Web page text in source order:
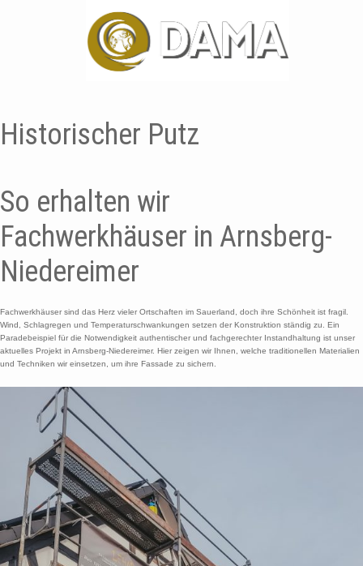
Historischer Putz
So erhalten wir
Fachwerkhäuser in Arnsberg-
Niedereimer
​Fachwerkhäuser sind das Herz vieler Ortschaften im Sauerland, doch ihre Schönheit ist fragil.
Wind, Schlagregen und Temperaturschwankungen setzen der Konstruktion ständig zu. Ein
Paradebeispiel für die Notwendigkeit authentischer und fachgerechter Instandhaltung ist unser
aktuelles Projekt in Arnsberg-Niedereimer. Hier zeigen wir Ihnen, welche traditionellen Materialien
und Techniken wir einsetzen, um ihre Fassade zu sichern.